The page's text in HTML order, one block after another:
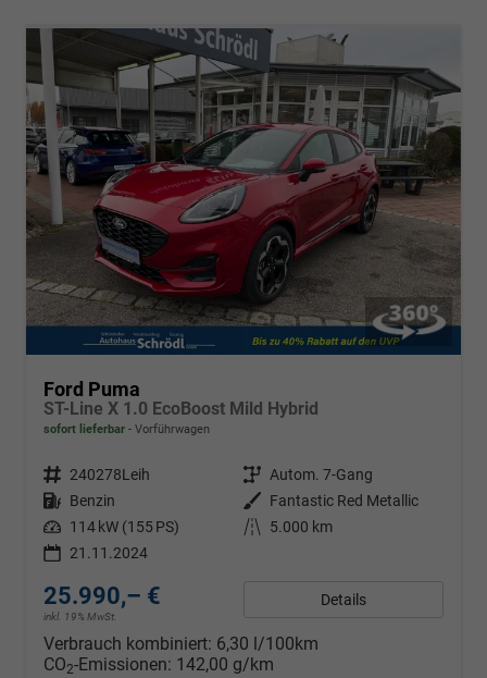
Ford Puma
ST-Line X 1.0 EcoBoost Mild Hybrid
sofort lieferbar Vorführwagen
Fahrzeugnr. 240278Leih Getriebe Autom. 7-Gang
Kraftstoff Benzin Außenfarbe Fantastic Red Metallic
Leistung 114 kW (155 PS) Kilometerstand
5.000 km
21.11.2024
25.990,– €
inkl. 19% MwSt.
Details
Verbrauch kombiniert: 6,30 l/100km
CO2-Emissionen: 142,00 g/km